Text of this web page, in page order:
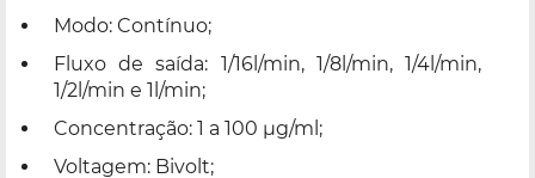
Modo: Contínuo;
Fluxo de saída: 1/16l/min, 1/8l/min, 1/4l/min,
1/2l/min e 1l/min;
Concentração: 1 a 100 µg/ml;
Voltagem: Bivolt;